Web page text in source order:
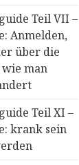
Teil VII –
Anmelden,
über die
man
Teil XI –
krank sein